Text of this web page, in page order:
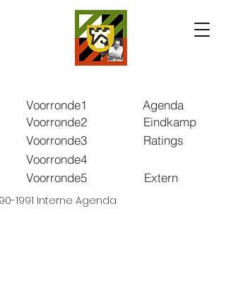
Voorronde1
Agenda
Voorronde2
Eindkamp
Voorronde3
Ratings
Voorronde4
Voorronde5
Extern
1991 Interne Agenda